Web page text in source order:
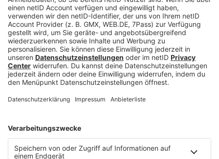
Fazit: Die Zukunft klingt ruhig
Green Frequencies ist mehr als ein Trend. Musik
wird zum Medium der Heilung, der
Zwischen Ambient-Sounds und medizinischer
Achtsamkeit entsteht eine neue Definition von
Wellness. 2025 sucht eine ganze Generation nach